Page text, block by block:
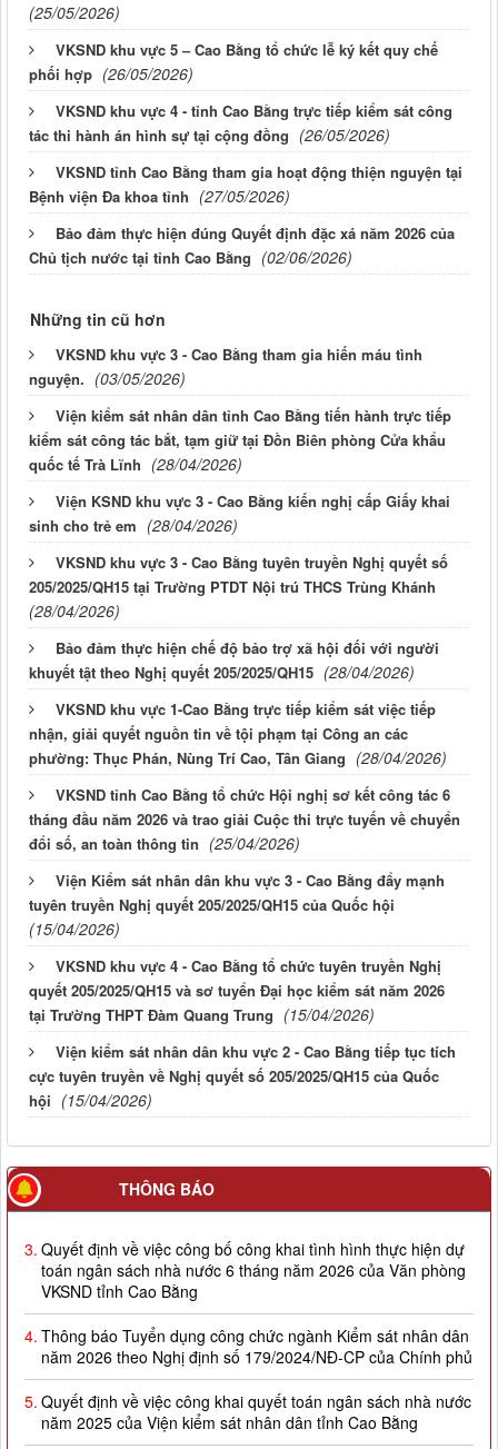
(25/05/2026)
VKSND khu vực 5 – Cao Bằng tổ chức lễ ký kết quy chế
phối hợp (26/05/2026)
VKSND khu vực 4 - tỉnh Cao Bằng trực tiếp kiểm sát công
tác thi hành án hình sự tại cộng đồng (26/05/2026)
VKSND tỉnh Cao Bằng tham gia hoạt động thiện nguyện tại
Bệnh viện Đa khoa tỉnh (27/05/2026)
Bảo đảm thực hiện đúng Quyết định đặc xá năm 2026 của
Chủ tịch nước tại tỉnh Cao Bằng (02/06/2026)
Những tin cũ hơn
VKSND khu vực 3 - Cao Bằng tham gia hiến máu tình
nguyện. (03/05/2026)
Viện kiểm sát nhân dân tỉnh Cao Bằng tiến hành trực tiếp
kiểm sát công tác bắt, tạm giữ tại Đồn Biên phòng Cửa khẩu
quốc tế Trà Lĩnh (28/04/2026)
Viện KSND khu vực 3 - Cao Bằng kiến nghị cấp Giấy khai
sinh cho trẻ em (28/04/2026)
VKSND khu vực 3 - Cao Bằng tuyên truyền Nghị quyết số
205/2025/QH15 tại Trường PTDT Nội trú THCS Trùng Khánh
(28/04/2026)
Bảo đảm thực hiện chế độ bảo trợ xã hội đối với người
khuyết tật theo Nghị quyết 205/2025/QH15 (28/04/2026)
VKSND khu vực 1-Cao Bằng trực tiếp kiểm sát việc tiếp
nhận, giải quyết nguồn tin về tội phạm tại Công an các
phường: Thục Phán, Nùng Trí Cao, Tân Giang (28/04/2026)
VKSND tỉnh Cao Bằng tổ chức Hội nghị sơ kết công tác 6
tháng đầu năm 2026 và trao giải Cuộc thi trực tuyến về chuyển
đổi số, an toàn thông tin (25/04/2026)
Viện Kiểm sát nhân dân khu vực 3 - Cao Bằng đẩy mạnh
tuyên truyền Nghị quyết 205/2025/QH15 của Quốc hội
(15/04/2026)
VKSND khu vực 4 - Cao Bằng tổ chức tuyên truyền Nghị
quyết 205/2025/QH15 và sơ tuyển Đại học kiểm sát năm 2026
tại Trường THPT Đàm Quang Trung (15/04/2026)
Viện kiểm sát nhân dân khu vực 2 - Cao Bằng tiếp tục tích
cực tuyên truyền về Nghị quyết số 205/2025/QH15 của Quốc
hội (15/04/2026)
THÔNG BÁO
3. Quyết định về việc công bố công khai tình hình thực hiện dự
toán ngân sách nhà nước 6 tháng năm 2026 của Văn phòng
VKSND tỉnh Cao Bằng
4. Thông báo Tuyển dụng công chức ngành Kiểm sát nhân dân
năm 2026 theo Nghị định số 179/2024/NĐ-CP của Chính phủ
5. Quyết định về việc công khai quyết toán ngân sách nhà nước
năm 2025 của Viện kiểm sát nhân dân tỉnh Cao Bằng